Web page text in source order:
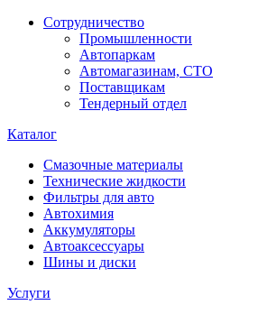
Сотрудничество
Промышленности
Автопаркам
Автомагазинам, СТО
Поставщикам
Тендерный отдел
Каталог
Смазочные материалы
Технические жидкости
Фильтры для авто
Автохимия
Аккумуляторы
Автоаксессуары
Шины и диски
Услуги